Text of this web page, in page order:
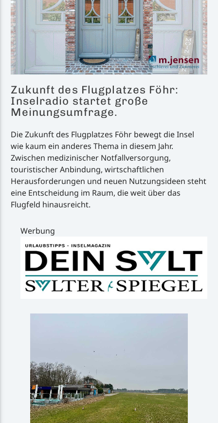
Zukunft des Flugplatzes Föhr:
Inselradio startet große
Meinungsumfrage.
Die Zukunft des Flugplatzes Föhr bewegt die Insel
wie kaum ein anderes Thema in diesem Jahr.
Zwischen medizinischer Notfallversorgung,
touristischer Anbindung, wirtschaftlichen
Herausforderungen und neuen Nutzungsideen steht
eine Entscheidung im Raum, die weit über das
Flugfeld hinausreicht.
Werbung